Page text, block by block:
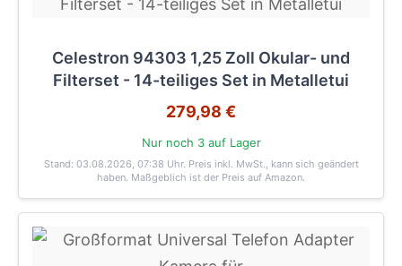
Celestron 94303 1,25 Zoll Okular- und
Filterset - 14-teiliges Set in Metalletui
279,98 €
Nur noch 3 auf Lager
Stand: 03.08.2026, 07:38 Uhr. Preis inkl. MwSt., kann sich geändert
haben. Maßgeblich ist der Preis auf Amazon.